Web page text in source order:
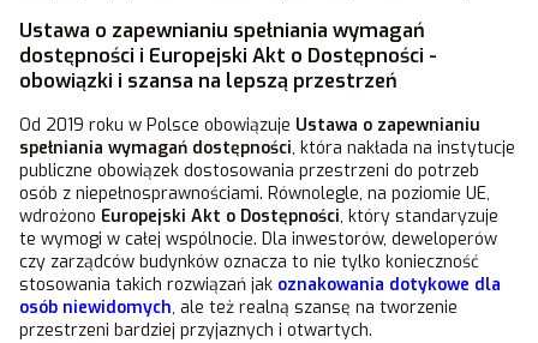
Ustawa o zapewnianiu spełniania wymagań
dostępności i Europejski Akt o Dostępności -
obowiązki i szansa na lepszą przestrzeń
Od 2019 roku w Polsce obowiązuje Ustawa o zapewnianiu
spełniania wymagań dostępności, która nakłada na instytucje
publiczne obowiązek dostosowania przestrzeni do potrzeb
osób z niepełnosprawnościami. Równolegle, na poziomie UE,
wdrożono Europejski Akt o Dostępności, który standaryzuje
te wymogi w całej wspólnocie. Dla inwestorów, deweloperów
czy zarządców budynków oznacza to nie tylko konieczność
stosowania takich rozwiązań jak oznakowania dotykowe dla
osób niewidomych, ale też realną szansę na tworzenie
przestrzeni bardziej przyjaznych i otwartych.